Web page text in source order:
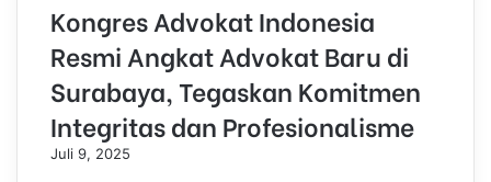
Kongres Advokat Indonesia
Resmi Angkat Advokat Baru di
Surabaya, Tegaskan Komitmen
Integritas dan Profesionalisme
Juli 9, 2025